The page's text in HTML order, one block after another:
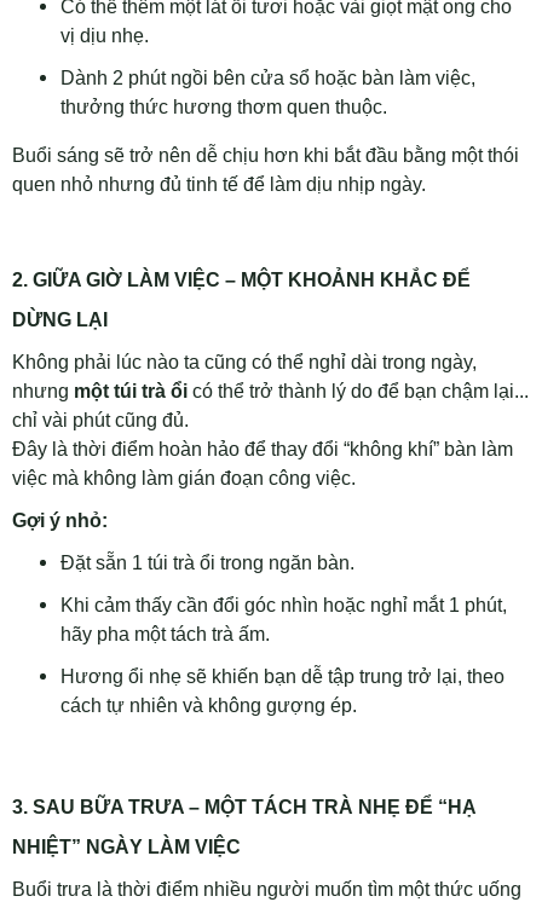
Có thể thêm một lát ổi tươi hoặc vài giọt mật ong cho
vị dịu nhẹ.
Dành 2 phút ngồi bên cửa sổ hoặc bàn làm việc,
thưởng thức hương thơm quen thuộc.
Buổi sáng sẽ trở nên dễ chịu hơn khi bắt đầu bằng một thói
quen nhỏ nhưng đủ tinh tế để làm dịu nhịp ngày.
2. GIỮA GIỜ LÀM VIỆC – MỘT KHOẢNH KHẮC ĐỂ
DỪNG LẠI
Không phải lúc nào ta cũng có thể nghỉ dài trong ngày,
nhưng một túi trà ổi có thể trở thành lý do để bạn chậm lại...
chỉ vài phút cũng đủ.
Đây là thời điểm hoàn hảo để thay đổi “không khí” bàn làm
việc mà không làm gián đoạn công việc.
Gợi ý nhỏ:
Đặt sẵn 1 túi trà ổi trong ngăn bàn.
Khi cảm thấy cần đổi góc nhìn hoặc nghỉ mắt 1 phút,
hãy pha một tách trà ấm.
Hương ổi nhẹ sẽ khiến bạn dễ tập trung trở lại, theo
cách tự nhiên và không gượng ép.
3. SAU BỮA TRƯA – MỘT TÁCH TRÀ NHẸ ĐỂ “HẠ
NHIỆT” NGÀY LÀM VIỆC
Buổi trưa là thời điểm nhiều người muốn tìm một thức uống